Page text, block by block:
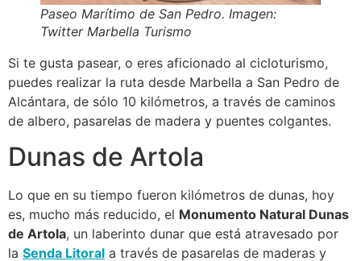
Paseo Marítimo de San Pedro. Imagen:
Twitter Marbella Turismo
Si te gusta pasear, o eres aficionado al cicloturismo,
puedes realizar la ruta desde Marbella a San Pedro de
Alcántara, de sólo 10 kilómetros, a través de caminos
de albero, pasarelas de madera y puentes colgantes.
Dunas de Artola
Lo que en su tiempo fueron kilómetros de dunas, hoy
es, mucho más reducido, el Monumento Natural Dunas
de Artola, un laberinto dunar que está atravesado por
la Senda Litoral a través de pasarelas de maderas y